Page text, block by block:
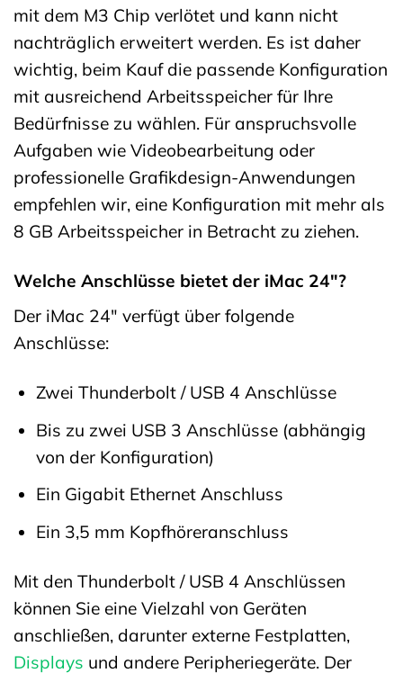
mit dem M3 Chip verlötet und kann nicht
nachträglich erweitert werden. Es ist daher
wichtig, beim Kauf die passende Konfiguration
mit ausreichend Arbeitsspeicher für Ihre
Bedürfnisse zu wählen. Für anspruchsvolle
Aufgaben wie Videobearbeitung oder
professionelle Grafikdesign-Anwendungen
empfehlen wir, eine Konfiguration mit mehr als
8 GB Arbeitsspeicher in Betracht zu ziehen.
Welche Anschlüsse bietet der iMac 24″?
Der iMac 24″ verfügt über folgende
Anschlüsse:
Zwei Thunderbolt / USB 4 Anschlüsse
Bis zu zwei USB 3 Anschlüsse (abhängig
von der Konfiguration)
Ein Gigabit Ethernet Anschluss
Ein 3,5 mm Kopfhöreranschluss
Mit den Thunderbolt / USB 4 Anschlüssen
können Sie eine Vielzahl von Geräten
anschließen, darunter externe Festplatten,
Displays und andere Peripheriegeräte. Der